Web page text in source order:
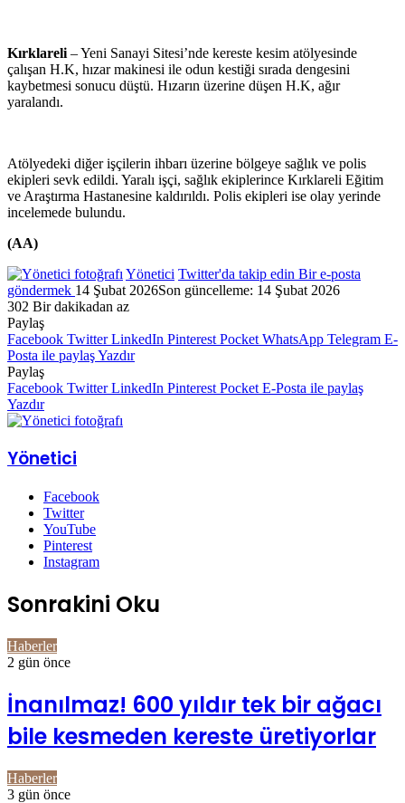
Kırklareli – Yeni Sanayi Sitesi’nde kereste kesim atölyesinde
çalışan H.K, hızar makinesi ile odun kestiği sırada dengesini
kaybetmesi sonucu düştü. Hızarın üzerine düşen H.K, ağır
yaralandı.
Atölyedeki diğer işçilerin ihbarı üzerine bölgeye sağlık ve polis
ekipleri sevk edildi. Yaralı işçi, sağlık ekiplerince Kırklareli Eğitim
ve Araştırma Hastanesine kaldırıldı. Polis ekipleri ise olay yerinde
incelemede bulundu.
(AA)
Yönetici Twitter'da takip edin Bir e-posta
göndermek 14 Şubat 2026Son güncelleme: 14 Şubat 2026
302 Bir dakikadan az
Paylaş
Facebook Twitter LinkedIn Pinterest Pocket WhatsApp Telegram E-
Posta ile paylaşYazdır
Paylaş
Facebook Twitter LinkedIn Pinterest Pocket E-Posta ile paylaş
Yazdır
Yönetici
Facebook
Twitter
YouTube
Pinterest
Instagram
Sonrakini Oku
Haberler
2 gün önce
İnanılmaz! 600 yıldır tek bir ağacı
bile kesmeden kereste üretiyorlar
Haberler
3 gün önce